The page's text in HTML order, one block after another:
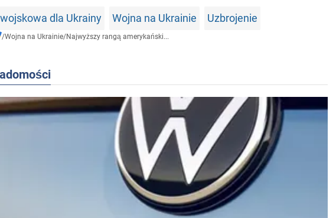
dla Ukrainy Wojna na Ukrainie Uzbrojenie
/Wojna na Ukrainie/Najwyższy rangą amerykański...